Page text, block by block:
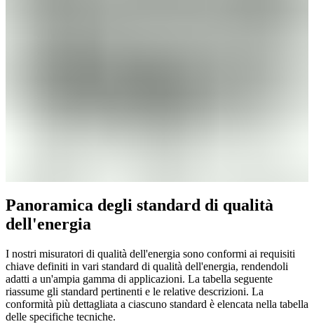
Panoramica degli standard di qualità
dell'energia
I nostri misuratori di qualità dell'energia sono conformi ai requisiti
chiave definiti in vari standard di qualità dell'energia, rendendoli
adatti a un'ampia gamma di applicazioni. La tabella seguente
riassume gli standard pertinenti e le relative descrizioni. La
conformità più dettagliata a ciascuno standard è elencata nella tabella
delle specifiche tecniche.